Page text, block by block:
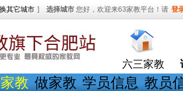
其它城市 ] 选择城市 您好，欢迎来63家教平台！请 登
六三家教
教 做家教 学员信息 教员